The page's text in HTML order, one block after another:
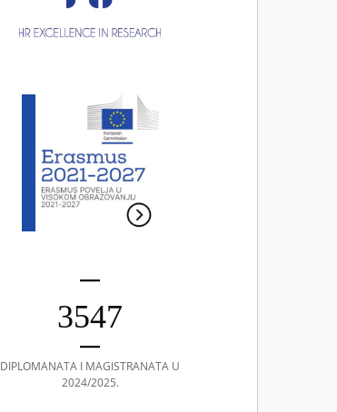
3547
DIPLOMANATA I MAGISTRANATA U
2024/2025.